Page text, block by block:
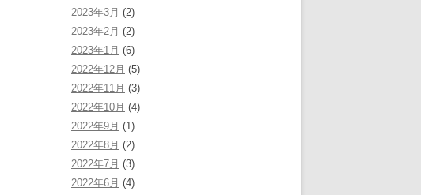
2023年3月 (2)
2023年2月 (2)
2023年1月 (6)
2022年12月 (5)
2022年11月 (3)
2022年10月 (4)
2022年9月 (1)
2022年8月 (2)
2022年7月 (3)
2022年6月 (4)